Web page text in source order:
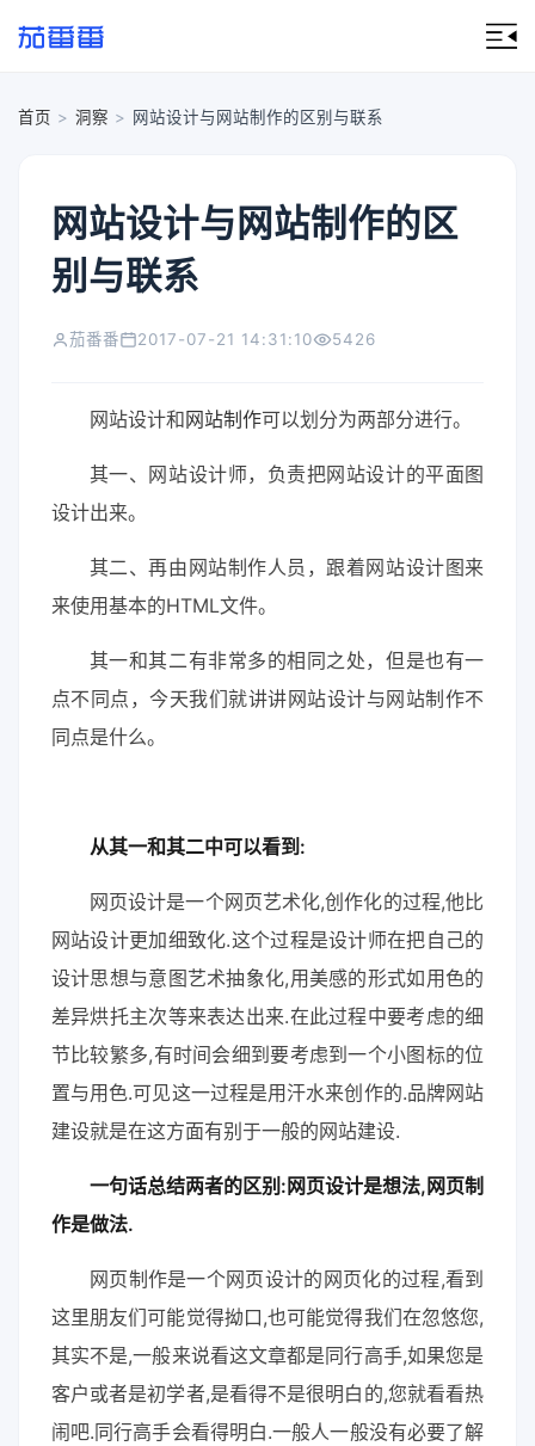
首页 > 洞察 > 网站设计与网站制作的区别与联系
网站设计与网站制作的区
别与联系
茄番番 2017-07-21 14:31:10 5426
网站设计和网站制作可以划分为两部分进行。
其一、网站设计师，负责把网站设计的平面图
设计出来。
其二、再由网站制作人员，跟着网站设计图来
来使用基本的HTML文件。
其一和其二有非常多的相同之处，但是也有一
点不同点，今天我们就讲讲网站设计与网站制作不
同点是什么。
从其一和其二中可以看到:
网页设计是一个网页艺术化,创作化的过程,他比
网站设计更加细致化.这个过程是设计师在把自己的
设计思想与意图艺术抽象化,用美感的形式如用色的
差异烘托主次等来表达出来.在此过程中要考虑的细
节比较繁多,有时间会细到要考虑到一个小图标的位
置与用色.可见这一过程是用汗水来创作的.品牌网站
建设就是在这方面有别于一般的网站建设.
一句话总结两者的区别:网页设计是想法,网页制
作是做法.
网页制作是一个网页设计的网页化的过程,看到
这里朋友们可能觉得拗口,也可能觉得我们在忽悠您,
其实不是,一般来说看这文章都是同行高手,如果您是
客户或者是初学者,是看得不是很明白的,您就看看热
闹吧.同行高手会看得明白.一般人一般没有必要了解